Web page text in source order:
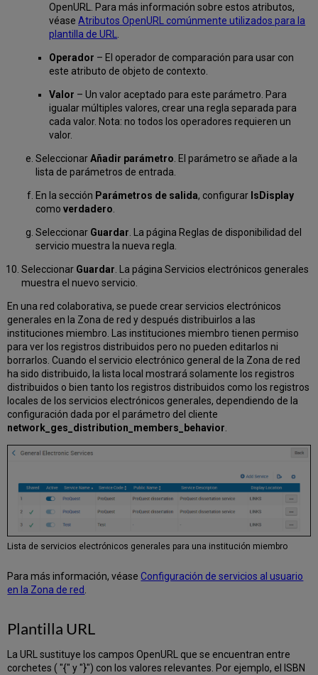
OpenURL. Para más información sobre estos atributos,
véaseAtributos OpenURL comúnmente utilizados para la
plantilla de URL
Operador – El operador de comparación para usar con
este atributo de objeto de contexto.
Valor – Un valor aceptado para este parámetro. Para
igualar múltiples valores, crear una regla separada para
cada valor. Nota: no todos los operadores requieren un
valor.
SeleccionarAñadir parámetro . El parámetro se añade a la
lista de parámetros de entrada.
En la sección Parámetros de salida, configurar IsDisplay
como verdadero
Seleccionar Guardar . La página Reglas de disponibilidad del
servicio muestra la nueva regla.
Seleccionar Guardar . La página Servicios electrónicos generales
muestra el nuevo servicio.
En una red colaborativa, se puede crear servicios electrónicos
generales en la Zona de red y después distribuirlos a las
instituciones miembro. Las instituciones miembro tienen permiso
para ver los registros distribuidos pero no pueden editarlos ni
borrarlos. Cuando el servicio electrónico general de la Zona de red
ha sido distribuido, la lista local mostrará solamente los registros
distribuidos o bien tanto los registros distribuidos como los registros
locales de los servicios electrónicos generales, dependiendo de la
configuración dada por el parámetro del cliente
network_ges_distribution_members_behavior
Lista de servicios electrónicos generales para una institución miembro
Para más información, véaseConfiguración de servicios al usuario
en la Zona de red
Plantilla URL
La URL sustituye los campos OpenURL que se encuentran entre
corchetes ( "{" y "}") con los valores relevantes. Por ejemplo, el ISBN